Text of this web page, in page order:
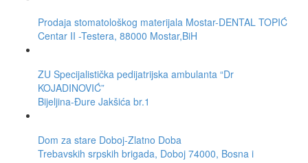
Prodaja stomatološkog materijala Mostar-DENTAL TOPIĆ
Centar II -Testera, 88000 Mostar,BiH
ZU Specijalistička pedijatrijska ambulanta “Dr
KOJADINOVIĆ”
Bijeljina-Đure Jakšića br.1
Dom za stare Doboj-Zlatno Doba
Trebavskih srpskih brigada, Doboj 74000, Bosna i